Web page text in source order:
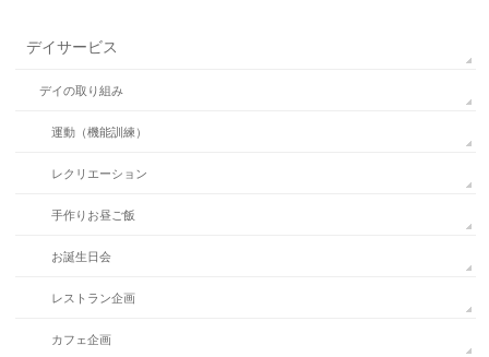
デイサービス
デイの取り組み
運動（機能訓練）
レクリエーション
手作りお昼ご飯
お誕生日会
レストラン企画
カフェ企画